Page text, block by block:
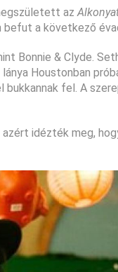
az
a következő
Bonnie & Clyde.
lánya Houstonban
fel. A
idézték meg,